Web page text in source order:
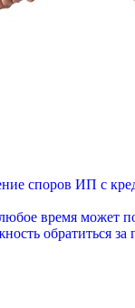
споров ИП с
время может
обратиться за